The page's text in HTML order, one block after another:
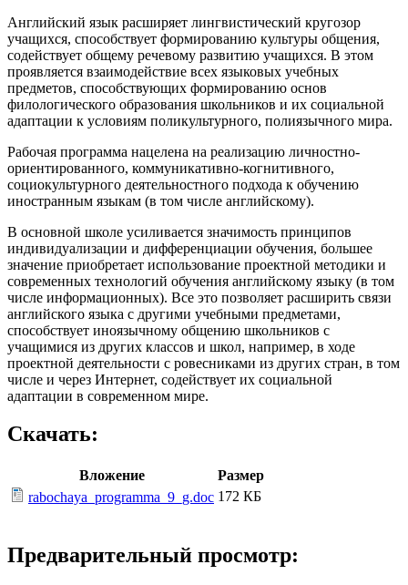
Английский язык расширяет лингвистический кругозор
учащихся, способствует формированию культуры общения,
содействует общему речевому развитию учащихся. В этом
проявляется взаимодействие всех языковых учебных
предметов, способствующих формированию основ
филологического образования школьников и их социальной
адаптации к условиям поликультурного, полиязычного мира.
Рабочая программа нацелена на реализацию личностно-
ориентированного, коммуникативно-когнитивного,
социокультурного деятельностного подхода к обучению
иностранным языкам (в том числе английскому).
В основной школе усиливается значимость принципов
индивидуализации и дифференциации обучения, большее
значение приобретает использование проектной методики и
современных технологий обучения английскому языку (в том
числе информационных). Все это позволяет расширить связи
английского языка с другими учебными предметами,
способствует иноязычному общению школьников с
учащимися из других классов и школ, например, в ходе
проектной деятельности с ровесниками из других стран, в том
числе и через Интернет, содействует их социальной
адаптации в современном мире.
Скачать:
Вложение
Размер
rabochaya_programma_9_g.doc 172 КБ
Предварительный просмотр: